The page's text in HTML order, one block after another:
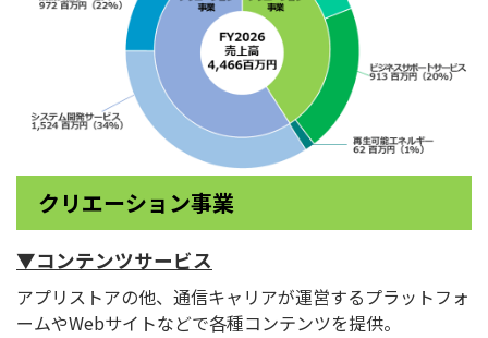
クリエーション事業
▼コンテンツサービス
アプリストアの他、通信キャリアが運営するプラットフォ
ームやWebサイトなどで各種コンテンツを提供。